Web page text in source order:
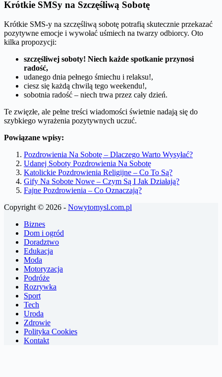
Krótkie SMSy na Szczęśliwą Sobotę
Krótkie SMS-y na szczęśliwą sobotę potrafią skutecznie przekazać
pozytywne emocje i wywołać uśmiech na twarzy odbiorcy. Oto
kilka propozycji:
szczęśliwej soboty! Niech każde spotkanie przynosi
radość,
udanego dnia pełnego śmiechu i relaksu!,
ciesz się każdą chwilą tego weekendu!,
sobotnia radość – niech trwa przez cały dzień.
Te zwięzłe, ale pełne treści wiadomości świetnie nadają się do
szybkiego wyrażenia pozytywnych uczuć.
Powiązane wpisy:
Pozdrowienia Na Sobotę – Dlaczego Warto Wysyłać?
Udanej Soboty Pozdrowienia Na Sobotę
Katolickie Pozdrowienia Religijne – Co To Są?
Gify Na Sobote Nowe – Czym Są I Jak Działają?
Fajne Pozdrowienia – Co Oznaczają?
Copyright © 2026 - Nowytomysl.com.pl
Biznes
Dom i ogród
Doradztwo
Edukacja
Moda
Motoryzacja
Podróże
Rozrywka
Sport
Tech
Uroda
Zdrowie
Polityka Cookies
Kontakt